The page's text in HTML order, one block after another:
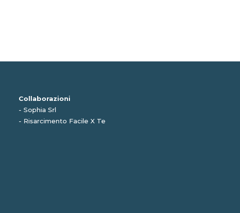
Collaborazioni
- Sophia Srl
- Risarcimento Facile X Te